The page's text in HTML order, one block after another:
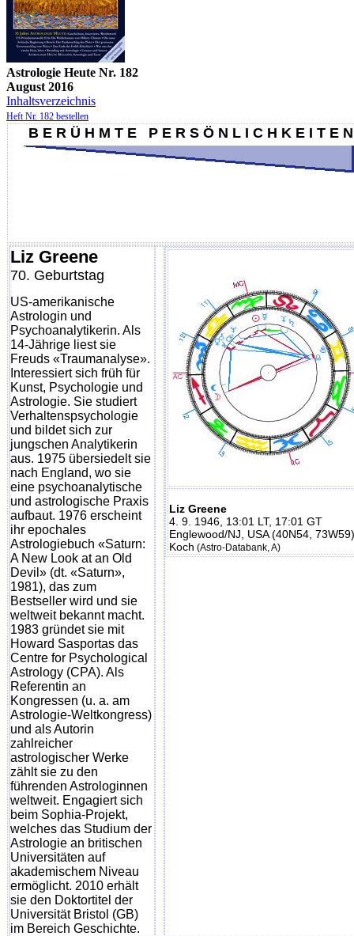
Astrologie Heute Nr. 182
August 2016
Inhaltsverzeichnis
Heft Nr. 182 bestellen
B E R Ü H M T E P E R S Ö N L I C H K E I T E N
Liz Greene
70. Geburtstag
US-amerikanische
Astrologin und
Psychoanalytikerin. Als
14-Jährige liest sie
Freuds «Traumanalyse».
Interessiert sich früh für
Kunst, Psychologie und
Astrologie. Sie studiert
Verhaltenspsychologie
und bildet sich zur
jungschen Analytikerin
aus. 1975 übersiedelt sie
nach England, wo sie
eine psychoanalytische
und astrologische Praxis
aufbaut. 1976 erscheint
ihr epochales
Astrologiebuch «Saturn:
A New Look at an Old
Devil» (dt. «Saturn»,
1981), das zum
Bestseller wird und sie
weltweit bekannt macht.
1983 gründet sie mit
Howard Sasportas das
Centre for Psychological
Astrology (CPA). Als
Referentin an
Kongressen (u. a. am
Astrologie-Weltkongress)
und als Autorin
zahlreicher
astrologischer Werke
zählt sie zu den
führenden Astrologinnen
weltweit. Engagiert sich
beim Sophia-Projekt,
welches das Studium der
Astrologie an britischen
Universitäten auf
akademischem Niveau
ermöglicht. 2010 erhält
sie den Doktortitel der
Universität Bristol (GB)
im Bereich Geschichte.
Liz Greene
4. 9. 1946, 13:01 LT, 17:01 GT
Englewood/NJ, USA (40N54, 73W59)
Koch (Astro-Databank, A)